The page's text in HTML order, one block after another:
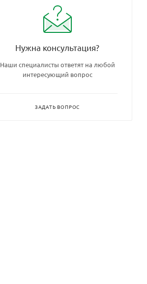
Нужна консультация?
Наши специалисты ответят на любой
интересующий вопрос
ЗАДАТЬ ВОПРОС